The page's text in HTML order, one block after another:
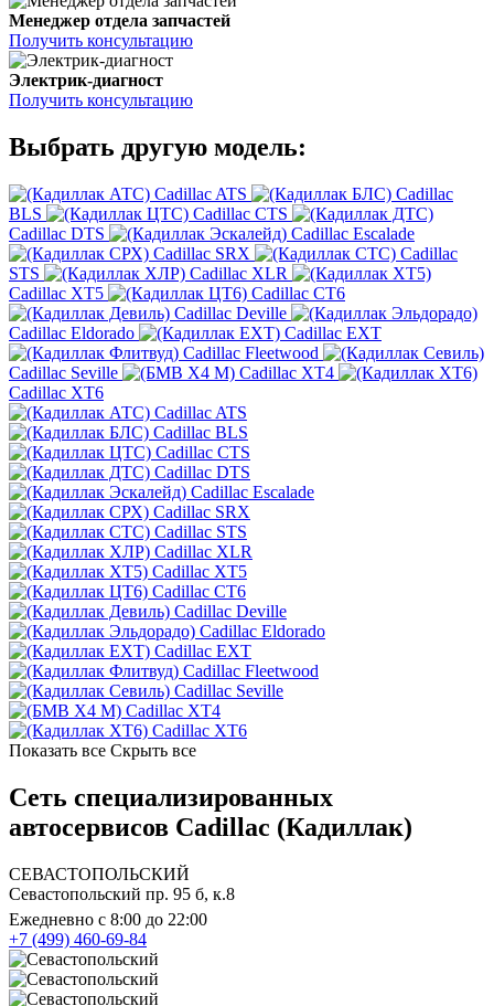
Менеджер отдела запчастей
Получить консультацию
Электрик-диагност
Получить консультацию
Выбрать другую модель:
Cadillac ATS
Cadillac
BLS
Cadillac CTS
Cadillac DTS
Cadillac Escalade
Cadillac SRX
Cadillac
STS
Cadillac XLR
Cadillac XT5
Cadillac CT6
Cadillac Deville
Cadillac Eldorado
Cadillac EXT
Cadillac Fleetwood
Cadillac Seville
Cadillac XT4
Cadillac XT6
Cadillac ATS
Cadillac BLS
Cadillac CTS
Cadillac DTS
Cadillac Escalade
Cadillac SRX
Cadillac STS
Cadillac XLR
Cadillac XT5
Cadillac CT6
Cadillac Deville
Cadillac Eldorado
Cadillac EXT
Cadillac Fleetwood
Cadillac Seville
Cadillac XT4
Cadillac XT6
Показать все Скрыть все
Сеть специализированных
автосервисов Cadillac (Кадиллак)
СЕВАСТОПОЛЬСКИЙ
Севастопольский пр. 95 б, к.8
Ежедневно с 8:00 до 22:00
+7 (499) 460-69-84